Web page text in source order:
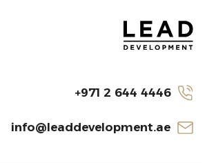
+971 2 644 4446
info@leaddevelopment.ae